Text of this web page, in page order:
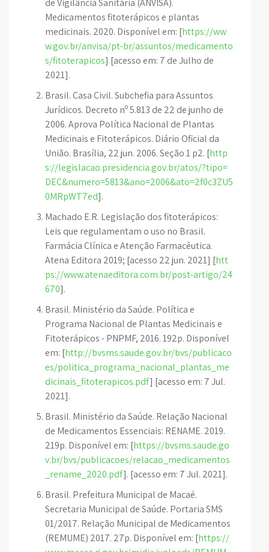
de Vigilância Sanitária (ANVISA).
Medicamentos fitoterápicos e plantas
medicinais. 2020. Disponível em: [https://ww
w.gov.br/anvisa/pt-br/assuntos/medicamento
s/fitoterapicos] [acesso em: 7 de Julho de
2021].
Brasil. Casa Civil. Subchefia para Assuntos
Jurídicos. Decreto nº 5.813 de 22 de junho de
2006. Aprova Política Nacional de Plantas
Medicinais e Fitoterápicos. Diário Oficial da
União. Brasília, 22 jun. 2006. Seção 1 p2. [http
s://legislacao.presidencia.gov.br/atos/?tipo=
DEC&numero=5813&ano=2006&ato=2f0c3ZU5
0MRpWT7ed].
Machado E.R. Legislação dos fitoterápicos:
Leis que regulamentam o uso no Brasil.
Farmácia Clínica e Atenção Farmacêutica.
Atena Editora 2019; [acesso 22 jun. 2021] [htt
ps://www.atenaeditora.com.br/post-artigo/24
670].
Brasil. Ministério da Saúde. Política e
Programa Nacional de Plantas Medicinais e
Fitoterápicos - PNPMF, 2016. 192p. Disponível
em: [http://bvsms.saude.gov.br/bvs/publicaco
es/politica_programa_nacional_plantas_me
dicinais_fitoterapicos.pdf] [acesso em: 7 Jul.
2021].
Brasil. Ministério da Saúde. Relação Nacional
de Medicamentos Essenciais: RENAME. 2019.
219p. Disponível em: [https://bvsms.saude.go
v.br/bvs/publicacoes/relacao_medicamentos
_rename_2020.pdf]. [acesso em: 7 Jul. 2021].
Brasil. Prefeitura Municipal de Macaé.
Secretaria Municipal de Saúde. Portaria SMS
01/2017. Relação Municipal de Medicamentos
(REMUME) 2017. 27p. Disponível em: [https://